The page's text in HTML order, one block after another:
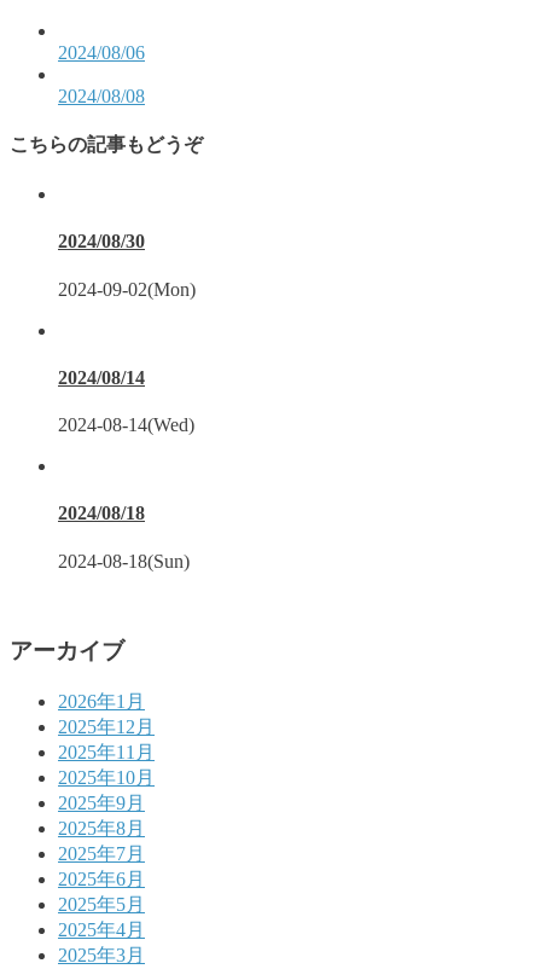
2024/08/06
2024/08/08
こちらの記事もどうぞ
2024/08/30
2024-09-02(Mon)
2024/08/14
2024-08-14(Wed)
2024/08/18
2024-08-18(Sun)
アーカイブ
2026年1月
2025年12月
2025年11月
2025年10月
2025年9月
2025年8月
2025年7月
2025年6月
2025年5月
2025年4月
2025年3月